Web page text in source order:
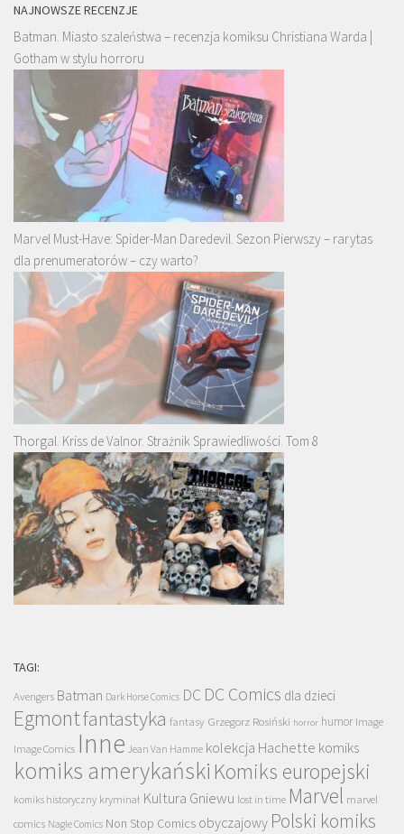
NAJNOWSZE RECENZJE
Batman. Miasto szaleństwa – recenzja komiksu Christiana Warda |
Gotham w stylu horroru
Marvel Must-Have: Spider-Man Daredevil. Sezon Pierwszy – rarytas
dla prenumeratorów – czy warto?
Thorgal. Kriss de Valnor. Strażnik Sprawiedliwości. Tom 8
TAGI:
Avengers Batman Dark Horse Comics DC DC Comics dla dzieci
Egmontfantastyka fantasy Grzegorz Rosiński horror humor Image
Image Comics Inne Jean Van Hamme kolekcja Hachette komiks
komiks amerykański Komiks europejski
komiks historyczny kryminał Kultura Gniewu lost in time Marvel marvel
comics Nagle Comics Non Stop Comics obyczajowy Polski komiks